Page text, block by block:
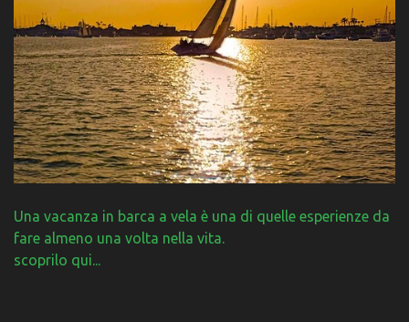
Una vacanza in barca a vela è una di quelle esperienze da
fare almeno una volta nella vita.
scoprilo qui...